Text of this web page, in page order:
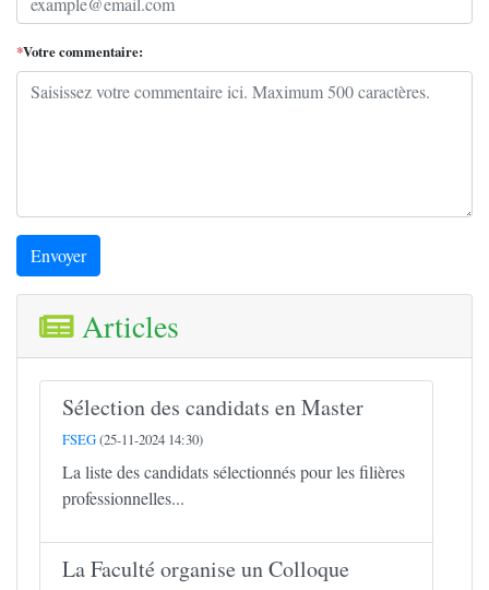
*Votre commentaire:
Envoyer
Articles
Sélection des candidats en Master
FSEG(25-11-2024 14:30)
La liste des candidats sélectionnés pour les filières
professionnelles...
La Faculté organise un Colloque